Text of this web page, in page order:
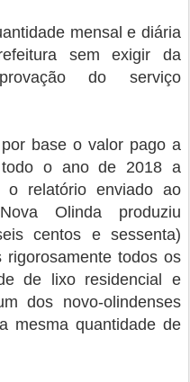
mensal e diária
sem exigir da
do serviço
base o valor pago a
o ano de 2018 a
o relatório enviado ao
Olinda produziu
centos e sessenta)
todos os
de lixo residencial e
dos novo-olindenses
mesma quantidade de